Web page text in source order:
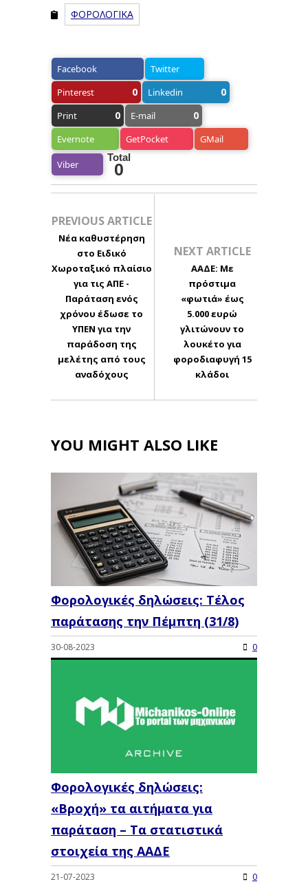
ΦΟΡΟΛΟΓΙΚΑ
Facebook
Twitter
Pinterest
0 Linkedin 0
Print 0 E-mail 0
Evernote GetPocket GMail
Viber
Total
0
PREVIOUS ARTICLE
Νέα καθυστέρηση
στο Ειδικό
Χωροταξικό πλαίσιο
για τις ΑΠΕ -
Παράταση ενός
χρόνου έδωσε το
ΥΠΕΝ για την
παράδοση της
μελέτης από τους
αναδόχους
NEXT ARTICLE
ΑΑΔΕ: Με
πρόστιμα
«φωτιά» έως
5.000 ευρώ
γλιτώνουν το
λουκέτο για
φοροδιαφυγή 15
κλάδοι
YOU MIGHT ALSO LIKE
Φορολογικές δηλώσεις: Τέλος
παράτασης την Πέμπτη (31/8)
30-08-2023 0
Φορολογικές δηλώσεις:
«Βροχή» τα αιτήματα για
παράταση – Τα στατιστικά
στοιχεία της ΑΑΔΕ
21-07-2023 0